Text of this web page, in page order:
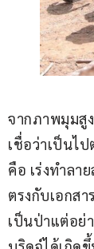
จากภาพมุมสู
เชื่อว่าเป็นไ
คือ เร่งทำลา
ตรงกับเอกส
เป็นป่าแต่อย่